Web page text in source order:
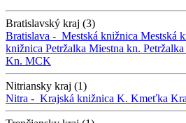
Bratislavský kraj (3)
Bratislava - Mestská knižnica Mestská
knižnica Petržalka Miestna kn. Petržalka
Kn. MCK
Nitriansky kraj (1)
Nitra - Krajská knižnica K. Kmeťka